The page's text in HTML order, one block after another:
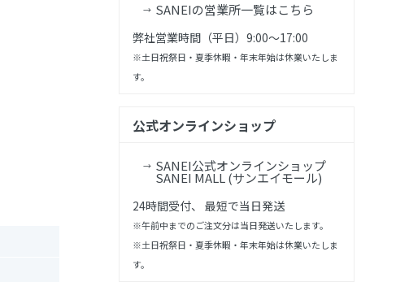
SANEIの営業所一覧はこちら
弊社営業時間（平日）9:00～17:00
※土日祝祭日・夏季休暇・年末年始は休業いたしま
す。
公式オンラインショップ
SANEI公式オンラインショップ
SANEI MALL (サンエイモール)
24時間受付、 最短で当日発送
※午前中までのご注文分は当日発送いたします。
※土日祝祭日・夏季休暇・年末年始は休業いたしま
す。